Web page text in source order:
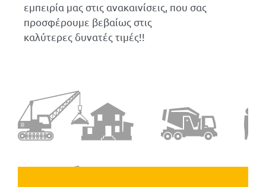
εμπειρία μας στις ανακαινίσεις, που σας
προσφέρουμε βεβαίως στις
καλύτερες δυνατές τιμές!!